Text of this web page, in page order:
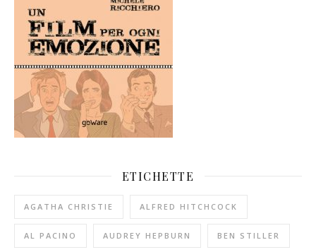
ETICHETTE
AGATHA CHRISTIE ALFRED HITCHCOCK
AL PACINO AUDREY HEPBURN BEN STILLER